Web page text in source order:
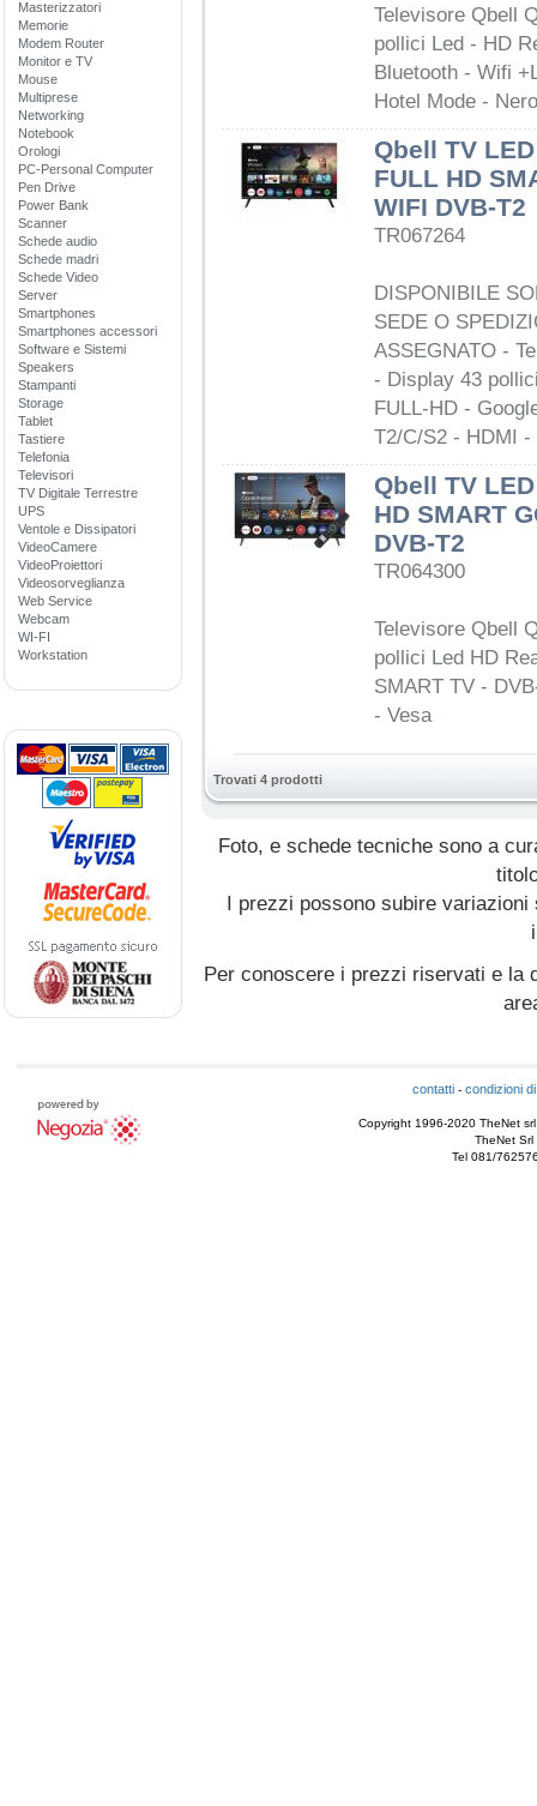
Masterizzatori
Memorie
Modem Router
Monitor e TV
Mouse
Multiprese
Networking
Notebook
Orologi
PC-Personal Computer
Pen Drive
Power Bank
Scanner
Schede audio
Schede madri
Schede Video
Server
Smartphones
Smartphones accessori
Software e Sistemi
Speakers
Stampanti
Storage
Tablet
Tastiere
Telefonia
Televisori
TV Digitale Terrestre
UPS
Ventole e Dissipatori
VideoCamere
VideoProiettori
Videosorveglianza
Web Service
Webcam
WI-FI
Workstation
Televisore Qbell
pollici Led - HD
Bluetooth - Wifi
Hotel Mode - Nero
Qbell TV
FULL HD
WIFI DVB-T2
TR067264
DISPONIBILE
SEDE O
ASSEGNATO -
- Display 43
FULL-HD -
T2/C/S2 - HDMI
Qbell TV
HD SMART
DVB-T2
TR064300
Televisore Qbell
pollici Led HD
SMART TV -
- Vesa
Trovati 4 prodotti
Foto, e schede tecniche sono a
I prezzi possono subire
Per conoscere i prezzi riservati e la
contatti- condizioni
Copyright 1996-2020 TheNet
TheNet Srl
Tel 081/